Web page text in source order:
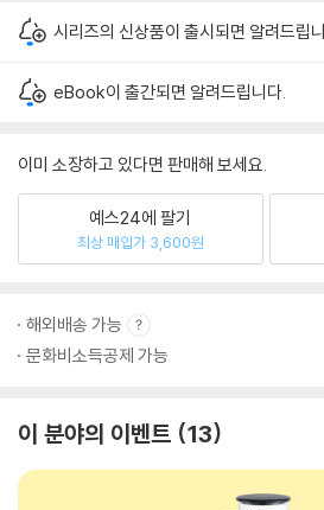
시리즈의 신상품이 출시되면 알려드립
eBook이 출간되면 알려드립니다.
이미 소장하고 있다면 판매해 보세요.
예스24에 팔기
최상 매입가 3,600원
해외배송 가능
문화비소득공제 가능
이 분야의 이벤트 13